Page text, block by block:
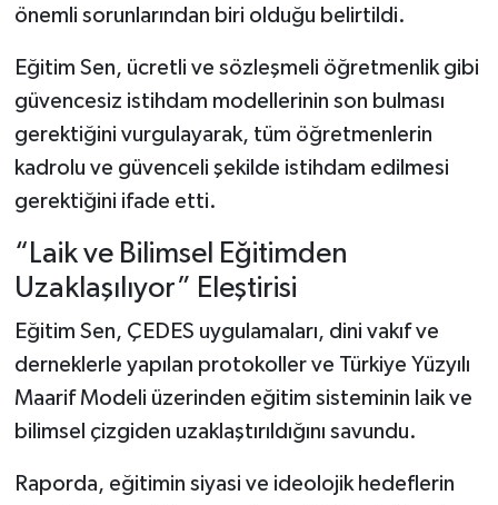
önemli sorunlarından biri olduğu belirtildi.
Eğitim Sen, ücretli ve sözleşmeli öğretmenlik gibi
güvencesiz istihdam modellerinin son bulması
gerektiğini vurgulayarak, tüm öğretmenlerin
kadrolu ve güvenceli şekilde istihdam edilmesi
gerektiğini ifade etti.
“Laik ve Bilimsel Eğitimden
Uzaklaşılıyor” Eleştirisi
Eğitim Sen, ÇEDES uygulamaları, dini vakıf ve
derneklerle yapılan protokoller ve Türkiye Yüzyılı
Maarif Modeli üzerinden eğitim sisteminin laik ve
bilimsel çizgiden uzaklaştırıldığını savundu.
Raporda, eğitimin siyasi ve ideolojik hedeflerin